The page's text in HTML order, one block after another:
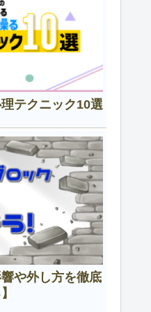
テクニック10選
や外し方を徹底